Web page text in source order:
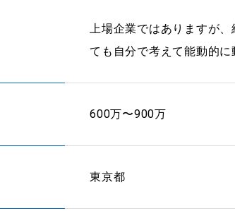
上場企業ではありますが
ても自分で考えて能動的
600万〜900万
東京都